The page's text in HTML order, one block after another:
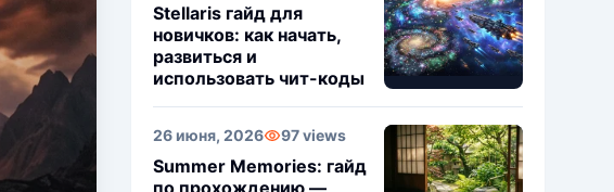
Stellaris гайд для
новичков: как начать,
развиться и
использовать чит-коды
26 июня, 2026 97 views
Summer Memories: гайд
по прохождению —